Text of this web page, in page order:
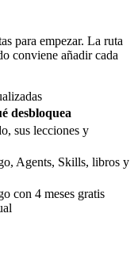
para empezar. La ruta
conviene añadir cada
desbloquea
sus lecciones y
Agents, Skills, libros y
con 4 meses gratis